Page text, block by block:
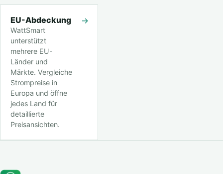
EU-Abdeckung
WattSmart
unterstützt
mehrere EU-
Länder und
Märkte. Vergleiche
Strompreise in
Europa und öffne
jedes Land für
detaillierte
Preisansichten.
→